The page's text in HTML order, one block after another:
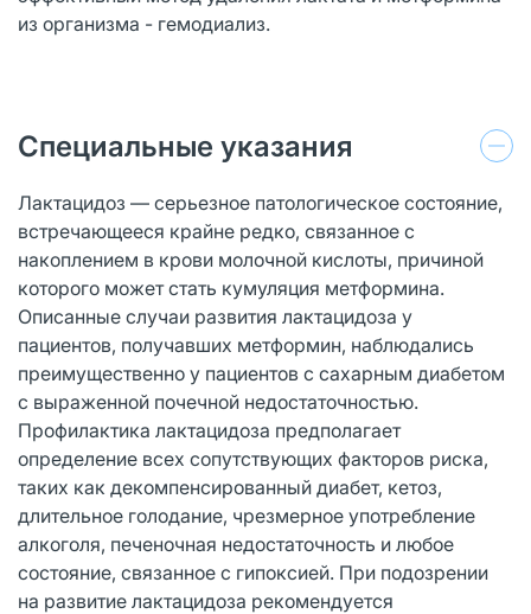
из организма - гемодиализ.
Специальные указания
Лактацидоз — серьезное патологическое состояние,
встречающееся крайне редко, связанное с
накоплением в крови молочной кислоты, причиной
которого может стать кумуляция метформина.
Описанные случаи развития лактацидоза у
пациентов, получавших метформин, наблюдались
преимущественно у пациентов с сахарным диабетом
с выраженной почечной недостаточностью.
Профилактика лактацидоза предполагает
определение всех сопутствующих факторов риска,
таких как декомпенсированный диабет, кетоз,
длительное голодание, чрезмерное употребление
алкоголя, печеночная недостаточность и любое
состояние, связанное с гипоксией. При подозрении
на развитие лактацидоза рекомендуется